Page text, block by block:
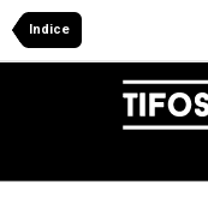
Indice